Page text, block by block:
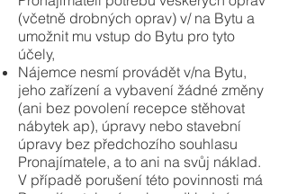
(včetně drobných oprav) v/ na Bytu a
umožnit mu vstup do Bytu pro tyto
účely,
Nájemce nesmí provádět v/na Bytu,
jeho zařízení a vybavení žádné změny
(ani bez povolení recepce stěhovat
nábytek ap), úpravy nebo stavební
úpravy bez předchozího souhlasu
Pronajímatele, a to ani na svůj náklad.
V případě porušení této povinnosti má